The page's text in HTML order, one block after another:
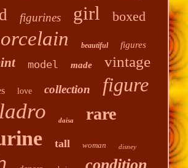
figurines girl boxed
beautiful figures
model made vintage
love collection figure
daisa rare
tall woman disney
condition